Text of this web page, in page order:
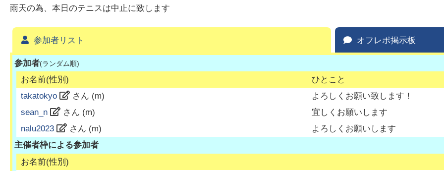
雨天の為、本日のテニスは中止に致します
参加者リスト オフレポ掲示板
参加者(ランダム順)
お名前(性別)
ひとこと
takatokyo
さん (m)
よろしくお願い致します！
sean_n
さん (m)
宜しくお願いします
nalu2023
さん (m)
よろしくお願いします
主催者枠による参加者
お名前(性別)